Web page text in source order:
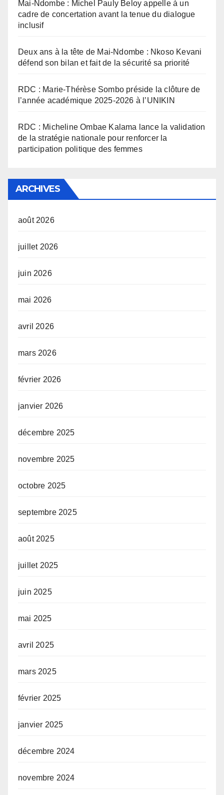
Mai-Ndombe : Michel Pauly Beloy appelle à un
cadre de concertation avant la tenue du dialogue
inclusif
Deux ans à la tête de Mai-Ndombe : Nkoso Kevani
défend son bilan et fait de la sécurité sa priorité
RDC : Marie-Thérèse Sombo préside la clôture de
l’année académique 2025-2026 à l’UNIKIN
RDC : Micheline Ombae Kalama lance la validation
de la stratégie nationale pour renforcer la
participation politique des femmes
ARCHIVES
août 2026
juillet 2026
juin 2026
mai 2026
avril 2026
mars 2026
février 2026
janvier 2026
décembre 2025
novembre 2025
octobre 2025
septembre 2025
août 2025
juillet 2025
juin 2025
mai 2025
avril 2025
mars 2025
février 2025
janvier 2025
décembre 2024
novembre 2024